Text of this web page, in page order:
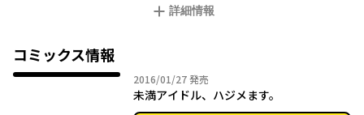
“アイドル未満”研修生たちの日常ストーリー☆
詳細情報
コミックス情報
2016/01/272016年01月27日
発売
未満アイドル、ハジメます。